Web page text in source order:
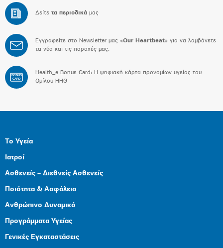
Δείτε τα περιοδικά μας
Εγγραφείτε στο Newsletter μας «Our Heartbeat» για να λαμβάνετε
τα νέα και τις παροχές μας.
BONUS
CARD
Health_e Bonus Card: H ψηφιακή κάρτα προνομίων υγείας του
Ομίλου HHG
Το Υγεία
Ιατροί
Ασθενείς – Διεθνείς Ασθενείς
Ποιότητα & Ασφάλεια
Ανθρώπινο Δυναμικό
Προγράμματα Υγείας
Γενικές Εγκαταστάσεις